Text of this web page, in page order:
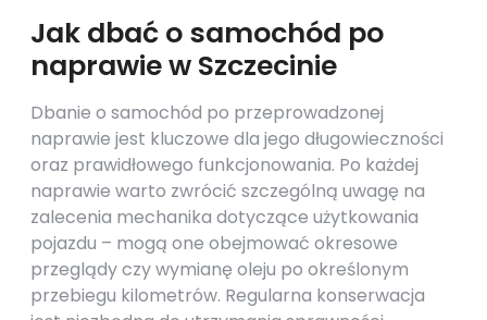
Jak dbać o samochód po
naprawie w Szczecinie
Dbanie o samochód po przeprowadzonej
naprawie jest kluczowe dla jego długowieczności
oraz prawidłowego funkcjonowania. Po każdej
naprawie warto zwrócić szczególną uwagę na
zalecenia mechanika dotyczące użytkowania
pojazdu – mogą one obejmować okresowe
przeglądy czy wymianę oleju po określonym
przebiegu kilometrów. Regularna konserwacja